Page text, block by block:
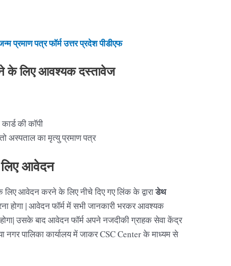
प्रमाण पत्र फॉर्म उत्तर प्रदेश पीडीएफ
के लिए आवश्यक दस्तावेज
की कॉपी
अस्पताल का मृत्यु प्रमाण पत्र
आवेदन
आवेदन करने के लिए नीचे दिए गए लिंक के द्वाराडेथ
होगा | आवेदन फॉर्म में सभी जानकारी भरकर आवश्यक
उसके बाद आवेदन फॉर्म अपने नजदीकी ग्राहक सेवा केंद्र
नगर पालिका कार्यालय में जाकर CSC Center के माध्यम से